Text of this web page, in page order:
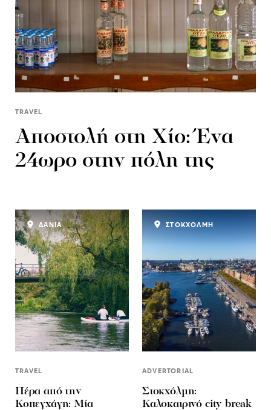
TRAVEL
Αποστολή στη Χίο: Ένα
24ωρο στην πόλη της
TRAVEL
Πέρα από την
Κοπεγχάγη: Μία
ΔΑΝΙΑ
ADVERTORIAL
Στοκχόλμη:
Καλοκαιρινό city break
ΣΤΟΚΧΟΛΜΗ